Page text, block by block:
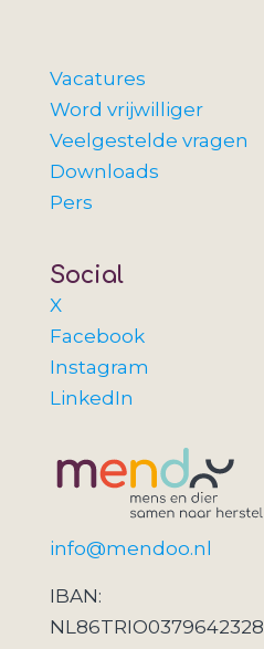
Vacatures
Word vrijwilliger
Veelgestelde vragen
Downloads
Pers
Social
X
Facebook
Instagram
LinkedIn
info@mendoo.nl
IBAN:
NL86TRIO0379642328